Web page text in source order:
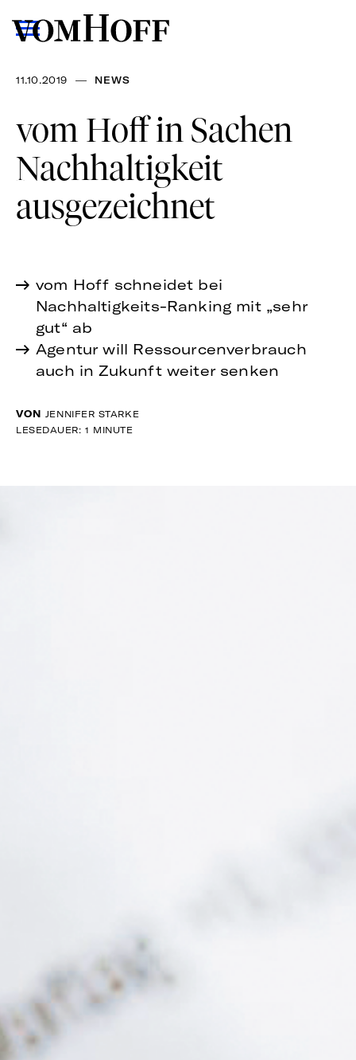
11.10.2019 — NEWS
vom Hoff in Sachen
Nachhaltigkeit
ausgezeichnet
vom Hoff schneidet bei
Nachhaltigkeits-Ranking mit „sehr
gut“ ab
Agentur will Ressourcenverbrauch
auch in Zukunft weiter senken
VON
JENNIFER STARKE
LESEDAUER: 1 MINUTE